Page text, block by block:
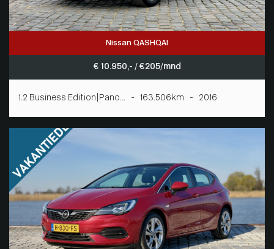
Nissan QASHQAI
€ 10.950,- / € 205/mnd
1.2 Business Edition|Pano... - 163.506km - 2016